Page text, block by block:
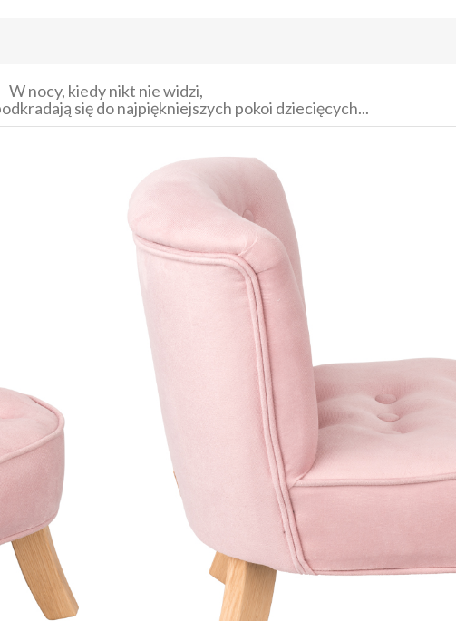
W nocy, kiedy nikt nie widzi,
się do najpiękniejszych pokoi dziecięcych...